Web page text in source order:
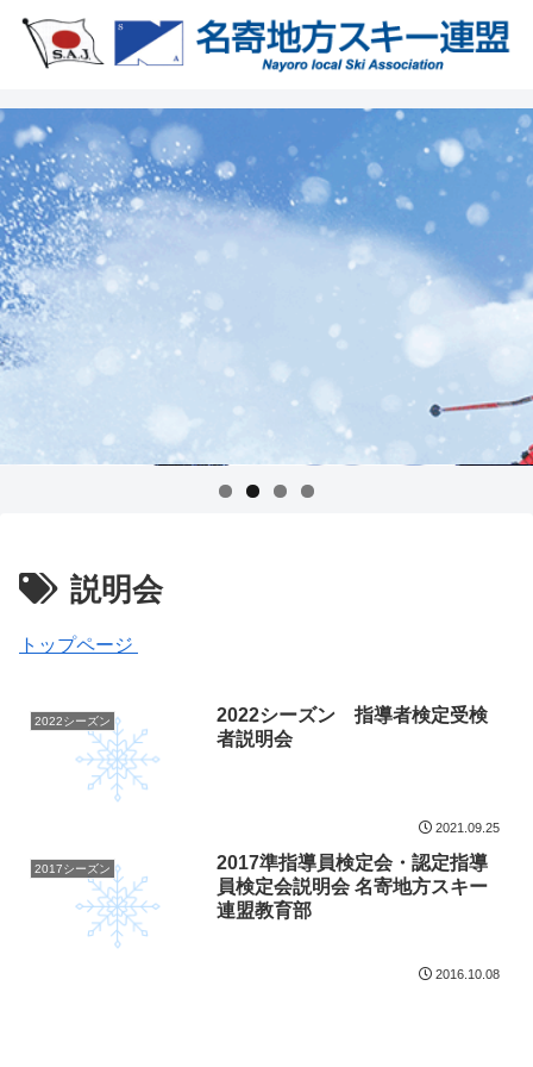
説明会
トップページ
2022シーズン
2022シーズン 指導者検定受検
者説明会
2021.09.25
2017シーズン
2017準指導員検定会・認定指導
員検定会説明会 名寄地方スキー
連盟教育部
2016.10.08